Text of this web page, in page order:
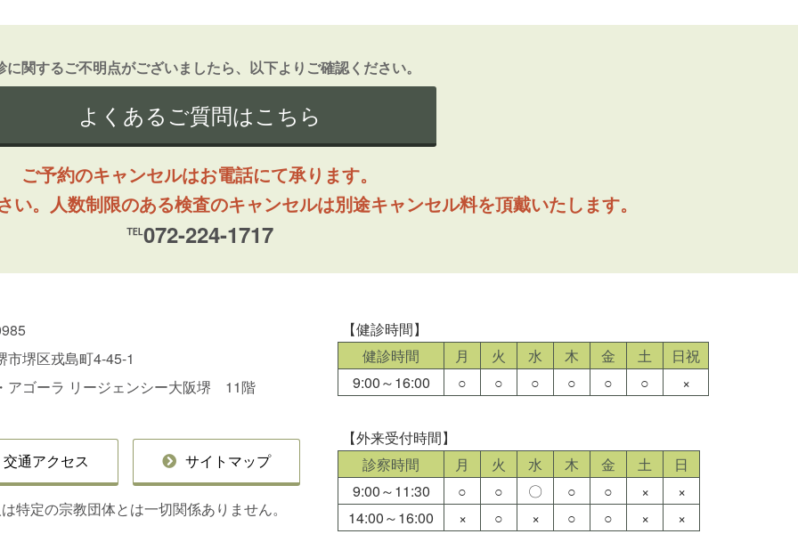
に関するご不明点がございましたら、以下よりご確認ください。
よくあるご質問はこちら
ご予約のキャンセルはお電話にて承ります。
。人数制限のある検査のキャンセルは別途キャンセル料を頂戴いたします。
℡072-224-1717
市堺区戎島町4-45-1
アゴーラ リージェンシー大阪堺 11階
交通アクセス サイトマップ
特定の宗教団体とは一切関係ありません。
【健診時間】
健診時間
月 火 水 木 金 土
日祝
9:00～16:00
○ ○ ○ ○ ○ ○ ×
【外来受付時間】
診察時間
月 火 水 木 金 土
日
9:00～11:30
○ ○ 〇 ○ ○ ×
×
14:00～16:00
× ○ × ○ ○ × ×